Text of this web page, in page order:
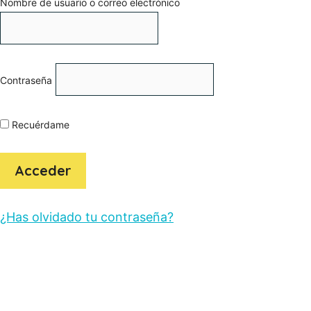
Lo que me llevo
Contraseña
Recuérdame
¿Has olvidado tu contraseña?